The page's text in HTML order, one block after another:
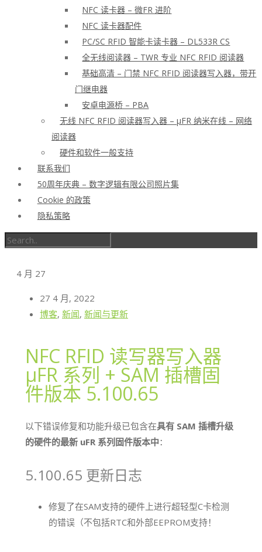
NFC 读卡器 – 微FR 进阶
NFC 读卡器配件
PC/SC RFID 智能卡读卡器 – DL533R CS
全无线阅读器 – TWR 专业 NFC RFID 阅读器
基础高清 – 门禁 NFC RFID 阅读器写入器，带开
门继电器
安卓电源桥 – PBA
无线 NFC RFID 阅读器写入器 – μFR 纳米在线 – 网络
阅读器
硬件和软件一般支持
联系我们
50周年庆典 – 数字逻辑有限公司照片集
Cookie 的政策
隐私策略
4 月 27
27 4 月, 2022
博客, 新闻, 新闻与更新
NFC RFID 读写器写入器
μFR 系列 + SAM 插槽固
件版本 5.100.65
以下错误修复和功能升级已包含在具有 SAM 插槽升级
的硬件的最新 uFR 系列固件版本中：
5.100.65 更新日志
修复了在SAM支持的硬件上进行超轻型C卡检测
的错误（不包括RTC和外部EEPROM支持！